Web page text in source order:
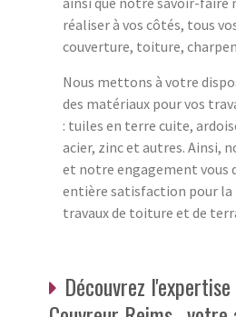
réaliser à vos côtés, tous
couverture, toiture,
Nous mettons à votre
des matériaux pour vos
: tuiles en terre cuite,
acier, zinc et autres. Ainsi,
et notre engagement vous
entière satisfaction pour la
travaux de toiture et de
Découvrez